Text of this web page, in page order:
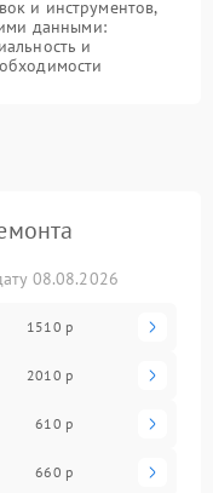
и инструментов,
данными:
и
08.08.2026
1510 р
2010 р
610 р
660 р